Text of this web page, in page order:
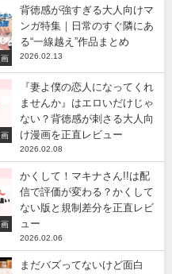
背徳感が強すぎる大人向けマ
ンガ特集｜日常のすぐ隣にあ
る“一線越え”作品まとめ
2026.02.13
『妻よ僕の恋人になってくれ
ませんか』はエロいだけじゃ
ない？背徳感が刺さる大人向
け漫画を正直レビュー
2026.02.08
かくして！マキナさん!!は配
信で評価が変わる？かくして
ない版と規制差分を正直レビ
ュー
2026.02.06
まだバズってないけど面白